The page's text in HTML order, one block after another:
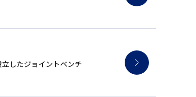
したジョイントベンチ